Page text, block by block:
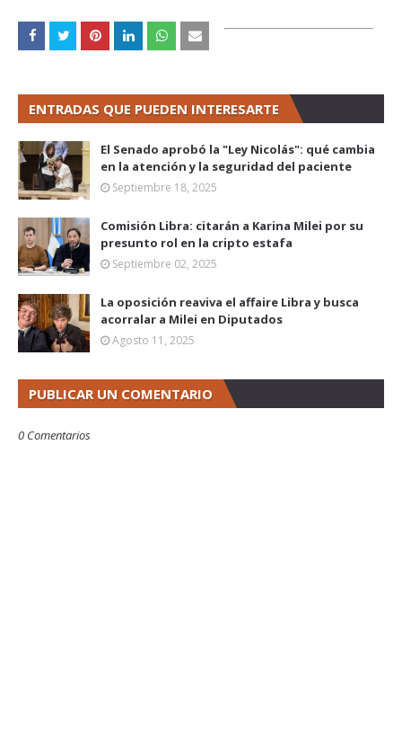
ENTRADAS QUE PUEDEN INTERESARTE
El Senado aprobó la "Ley Nicolás": qué cambia
en la atención y la seguridad del paciente
Septiembre 18, 2025
Comisión Libra: citarán a Karina Milei por su
presunto rol en la cripto estafa
Septiembre 02, 2025
La oposición reaviva el affaire Libra y busca
acorralar a Milei en Diputados
Agosto 11, 2025
PUBLICAR UN COMENTARIO
0 Comentarios